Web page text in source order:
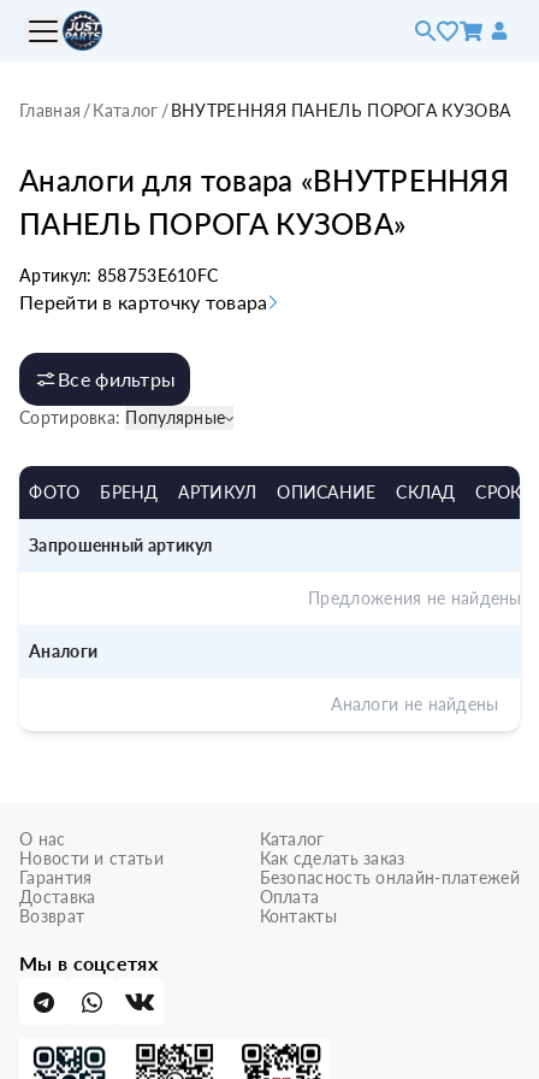
Главная /Каталог /ВНУТРЕННЯЯ ПАНЕЛЬ ПОРОГА КУЗОВА
Аналоги для товара «ВНУТРЕННЯЯ
ПАНЕЛЬ ПОРОГА КУЗОВА»
Артикул: 858753E610FC
Перейти в карточку товара
Все фильтры
Сортировка: Популярные
ФОТО БРЕНД АРТИКУЛ ОПИСАНИЕ СКЛАД СРОК
Запрошенный артикул
Предложения не найдены
Аналоги
Аналоги не найдены
О нас
Новости и статьи
Гарантия
Доставка
Возврат
Каталог
Как сделать заказ
Безопасность онлайн-платежей
Оплата
Контакты
Мы в соцсетях